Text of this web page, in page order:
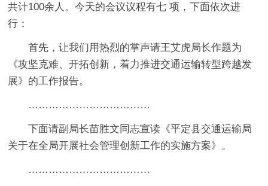
共计100余人。今天的会议议程有七 项，下面依次进
行：
首先，让我们用热烈的掌声请王艾虎局长作题为
《攻坚克难、开拓创新，着力推进交通运输转型跨越发
展》的工作报告。
………………………………
下面请副局长苗胜文同志宣读《平定县交通运输局
关于在全局开展社会管理创新工作的实施方案》。
………………………………